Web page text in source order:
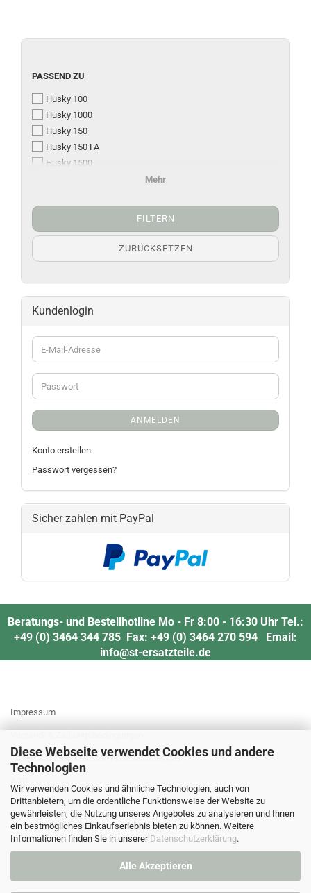
Diese Webseite verwendet Cookies und andere
Technologien
Wir verwenden Cookies und ähnliche Technologien, auch von
Drittanbietern, um die ordentliche Funktionsweise der Website zu
gewährleisten, die Nutzung unseres Angebotes zu analysieren und Ihnen
ein bestmögliches Einkaufserlebnis bieten zu können. Weitere
Informationen finden Sie in unserer Datenschutzerklärung.
Alle Akzeptieren
PASSEND ZU
Husky 100
Husky 1000
Husky 150
Husky 150 FA
Husky 1500
FILTERN
ZURÜCKSETZEN
Kundenlogin
ANMELDEN
Konto erstellen
Passwort vergessen?
Sicher zahlen mit PayPal
Beratungs- und Bestellhotline Mo - Fr 8:00 - 16:30 Uhr Tel.:
+49 (0) 3464 344 785 Fax: +49 (0) 3464 270 594 Email:
info@st-ersatzteile.de
Impressum
Widerrufsrecht & Muster-Widerrufsformular
Privatsphäre und Datenschutz
Cookie Einstellungen